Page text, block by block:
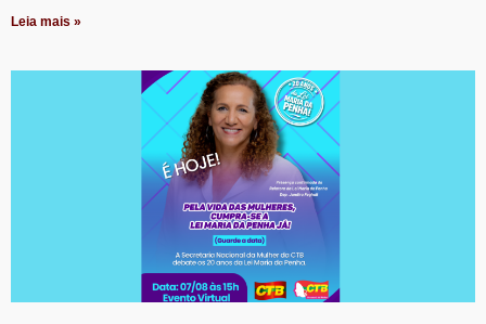
Leia mais »